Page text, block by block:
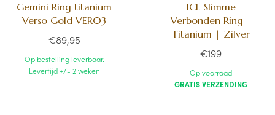
Gemini Ring titanium
Verso Gold VER03
€89,95
Op bestelling leverbaar.
Levertijd +/- 2 weken
ICE Slimme
Verbonden Ring |
Titanium | Zilver
€199
Op voorraad
GRATIS VERZENDING